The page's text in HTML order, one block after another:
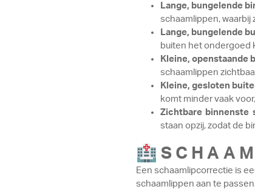
Lange, bungelende
schaamlippen,
Lange, bungelende
buiten het ondergoed
Kleine, openstaande
schaamlippen
Kleine, gesloten
komt minder vaak
Zichtbare binnenste
staan opzij, zodat de
Een schaamlipcorrectie is
schaamlippen aan te